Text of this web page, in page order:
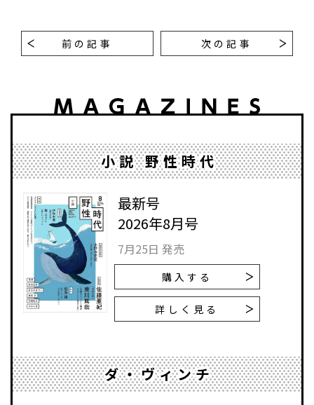
前の記事 次の記事
小説 野性時代
最新号
2026年8月号
7月25日 発売
購入する
詳しく見る
ダ・ヴィンチ